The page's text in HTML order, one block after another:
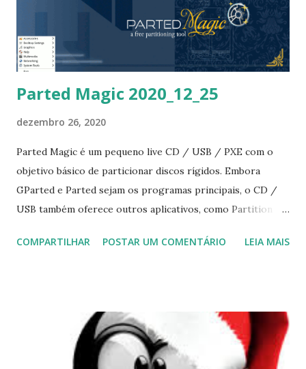
Parted Magic 2020_12_25
dezembro 26, 2020
Parted Magic é um pequeno live CD / USB / PXE com o
objetivo básico de particionar discos rígidos. Embora
GParted e Parted sejam os programas principais, o CD /
USB também oferece outros aplicativos, como Partition
recente do projeto atualiza a área de trabalho para o Xfce
tempo ajustando a aparência geral. Parece
significativamente melhor do que a última versão. O boot
os menus têm algumas alterações, por isso é mais fácil para
COMPARTILHAR POSTAR UM COMENTÁRIO LEIA MAIS